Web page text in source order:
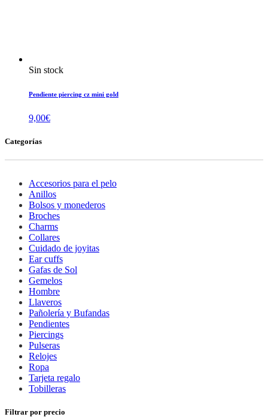
Sin stock
Pendiente piercing cz mini gold
9,00€
Categorías
Accesorios para el pelo
Anillos
Bolsos y monederos
Broches
Charms
Collares
Cuidado de joyitas
Ear cuffs
Gafas de Sol
Gemelos
Hombre
Llaveros
Pañolería y Bufandas
Pendientes
Piercings
Pulseras
Relojes
Ropa
Tarjeta regalo
Tobilleras
Filtrar por precio